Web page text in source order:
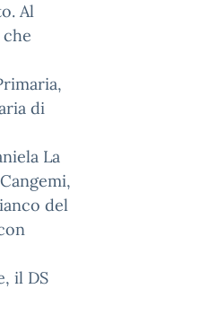
Al
di
La
del
il DS